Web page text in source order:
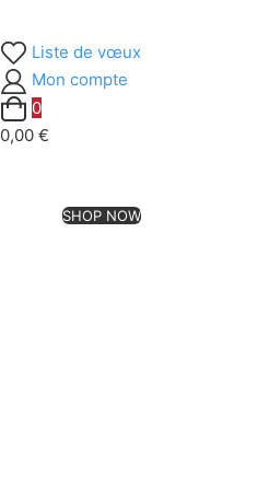
Liste de vœux
Mon compte
0
0,00 €
SHOP NOW